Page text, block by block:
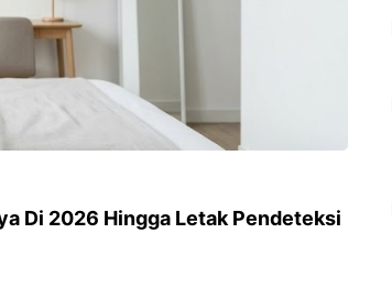
Di 2026 Hingga Letak Pendeteksi